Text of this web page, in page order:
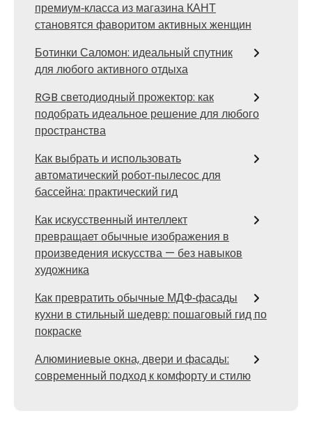
премиум‑класса из магазина КАНТ
становятся фаворитом активных женщин
Ботинки Саломон: идеальный спутник
для любого активного отдыха
RGB светодиодный прожектор: как
подобрать идеальное решение для любого
пространства
Как выбрать и использовать
автоматический робот‑пылесос для
бассейна: практический гид
Как искусственный интеллект
превращает обычные изображения в
произведения искусства — без навыков
художника
Как превратить обычные МДФ‑фасады
кухни в стильный шедевр: пошаговый гид по
покраске
Алюминиевые окна, двери и фасады:
современный подход к комфорту и стилю